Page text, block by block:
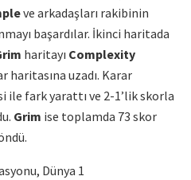
ve arkadaşları rakibinin
başardılar. İkinci haritada
haritayı Complexity
haritasına uzadı. Karar
ile fark yarattı ve 2-1’lik skorla
Grim ise toplamda 73 skor
Dünya 1